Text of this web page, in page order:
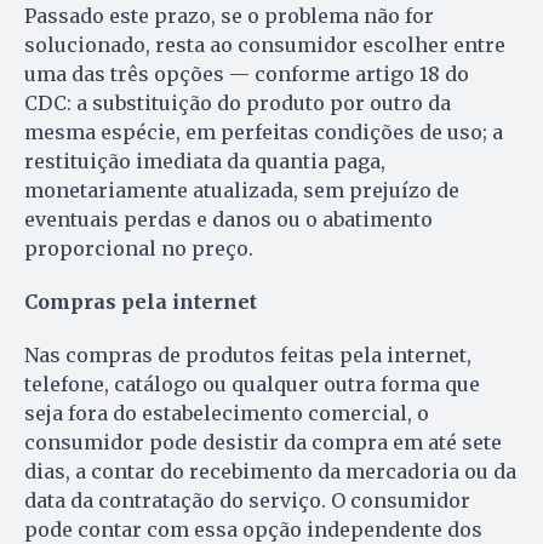
Passado este prazo, se o problema não for
solucionado, resta ao consumidor escolher entre
uma das três opções — conforme artigo 18 do
CDC: a substituição do produto por outro da
mesma espécie, em perfeitas condições de uso; a
restituição imediata da quantia paga,
monetariamente atualizada, sem prejuízo de
eventuais perdas e danos ou o abatimento
proporcional no preço.
Compras pela internet
Nas compras de produtos feitas pela internet,
telefone, catálogo ou qualquer outra forma que
seja fora do estabelecimento comercial, o
consumidor pode desistir da compra em até sete
dias, a contar do recebimento da mercadoria ou da
data da contratação do serviço. O consumidor
pode contar com essa opção independente dos